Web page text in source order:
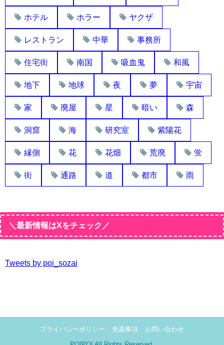
ホテル ホラー ヤクザ
レストラン 中華 事務所
住宅街 南国 吸血鬼 和風
地下 地球 夜 夢 宇宙
家 廃屋 星 暗い 森
洞窟 海 研究室 紫陽花
縁側 花 花畑 荒廃 蛍
街 通路 道 都市 雨
＼最新情報はXをチェック／
Tweets by poi_sozai
プライバシーポリシー 免責事項
お問い合わせ